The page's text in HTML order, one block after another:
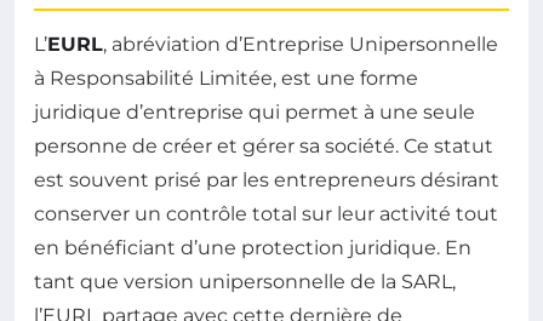
L’EURL, abréviation d’Entreprise Unipersonnelle
à Responsabilité Limitée, est une forme
juridique d’entreprise qui permet à une seule
personne de créer et gérer sa société. Ce statut
est souvent prisé par les entrepreneurs désirant
conserver un contrôle total sur leur activité tout
en bénéficiant d’une protection juridique. En
tant que version unipersonnelle de la SARL,
l’EURL partage avec cette dernière de